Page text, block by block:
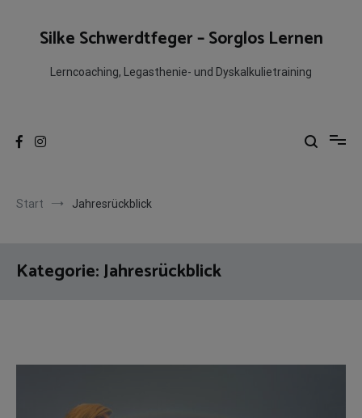
springenSilke Schwerdtfeger – Sorglos Lernen
Lerncoaching, Legasthenie- und Dyskalkulietraining
Start Jahresrückblick
Kategorie:Jahresrückblick